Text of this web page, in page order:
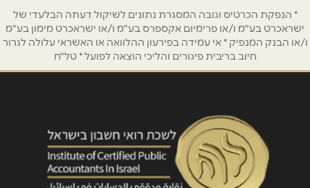
אנא חזרו אלי בקשר ל...
הודעה *
שליחה
* הנפקת הכרטיס וגובה המסגרת נתונים לשיקול דעתה הבלעדי של
ישראכרט בע"מ ו/או פרימיום אקספרס בע"מ ו/או ישראכרט מימון בע"מ
ו/או הבנק המנפיק * אי עמידה בפירעון ההלוואה או האשראי עלולה לגרור
חיוב בריבית פיגורים והליכי הוצאה לפועל * טל"ח